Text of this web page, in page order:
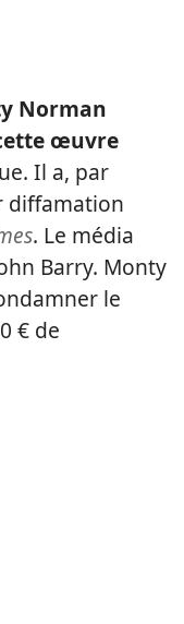
Norman
œuvre
Il a, par
diffamation
. Le média
Barry. Monty
le
€ de